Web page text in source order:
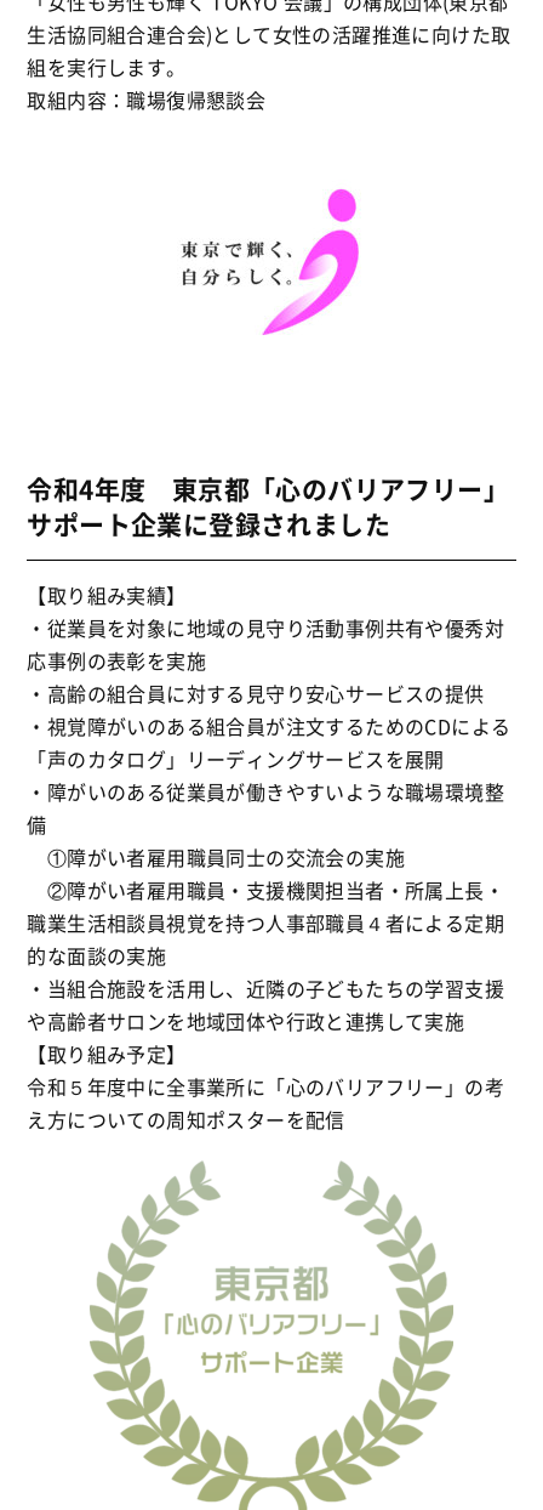
生活協同組合連合会)として女性の活躍推進に向けた取
組を実行します。
取組内容：職場復帰懇談会
令和4年度 東京都「心のバリアフリー」
サポート企業に登録されました
【取り組み実績】
・従業員を対象に地域の見守り活動事例共有や優秀対
応事例の表彰を実施
・高齢の組合員に対する見守り安心サービスの提供
・視覚障がいのある組合員が注文するためのCDによる
「声のカタログ」リーディングサービスを展開
・障がいのある従業員が働きやすいような職場環境整
備
①障がい者雇用職員同士の交流会の実施
②障がい者雇用職員・支援機関担当者・所属上長・
職業生活相談員視覚を持つ人事部職員４者による定期
的な面談の実施
・当組合施設を活用し、近隣の子どもたちの学習支援
や高齢者サロンを地域団体や行政と連携して実施
【取り組み予定】
令和５年度中に全事業所に「心のバリアフリー」の考
え方についての周知ポスターを配信